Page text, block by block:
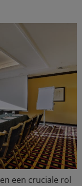
een cruciale rol